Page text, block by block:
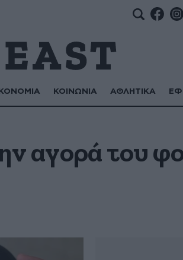
ΚΟΙΝΩΝΙΑ ΑΘΛΗΤΙΚΑ
αγορά του